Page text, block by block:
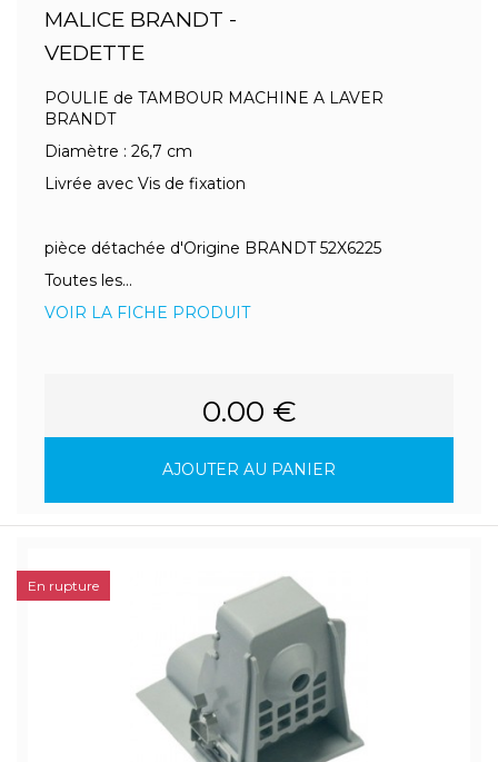
MALICE BRANDT -
VEDETTE
POULIE de TAMBOUR MACHINE A LAVER
BRANDT
Diamètre : 26,7 cm
Livrée avec Vis de fixation
pièce détachée d'Origine BRANDT 52X6225
Toutes les...
VOIR LA FICHE PRODUIT
0.00 €
AJOUTER AU PANIER
En rupture